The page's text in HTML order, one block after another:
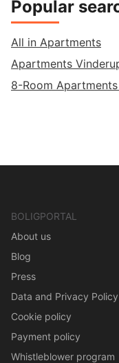
Popular
All in Apartments
Apartments
8-Room
BOLIGPORTAL
About us
Blog
Press
Data and Privacy Policy
Cookie policy
Payment policy
Whistleblower program